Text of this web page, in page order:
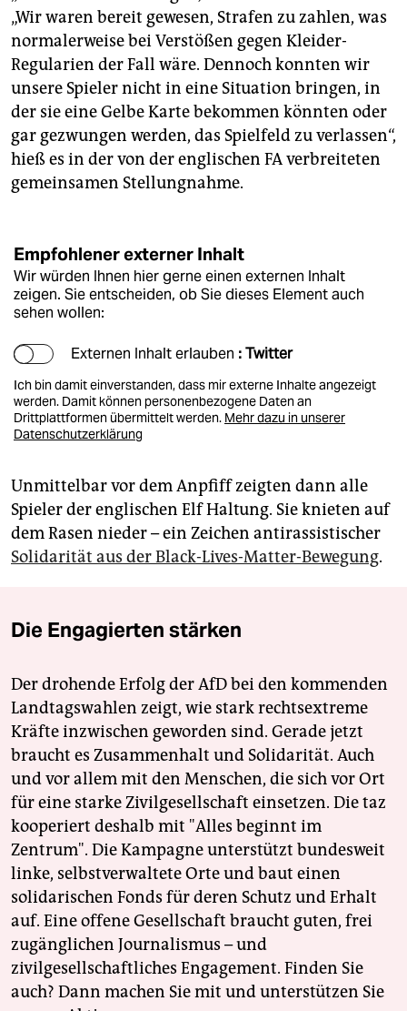
„Wir waren bereit gewesen, Strafen zu zahlen, was
normalerweise bei Verstößen gegen Kleider-
Regularien der Fall wäre. Dennoch konnten wir
unsere Spieler nicht in eine Situation bringen, in
der sie eine Gelbe Karte bekommen könnten oder
gar gezwungen werden, das Spielfeld zu verlassen“,
hieß es in der von der englischen FA verbreiteten
gemeinsamen Stellungnahme.
Empfohlener externer Inhalt
Wir würden Ihnen hier gerne einen externen Inhalt
zeigen. Sie entscheiden, ob Sie dieses Element auch
sehen wollen:
Externen Inhalt erlauben : Twitter
Ich bin damit einverstanden, dass mir externe Inhalte angezeigt
werden. Damit können personenbezogene Daten an
Drittplattformen übermittelt werden. Mehr dazu in unserer
Datenschutzerklärung
Unmittelbar vor dem Anpfiff zeigten dann alle
Spieler der englischen Elf Haltung. Sie knieten auf
dem Rasen nieder – ein Zeichen antirassistischer
Solidarität aus der Black-Lives-Matter-Bewegung.
Die Engagierten stärken
Der drohende Erfolg der AfD bei den kommenden
Landtagswahlen zeigt, wie stark rechtsextreme
Kräfte inzwischen geworden sind. Gerade jetzt
braucht es Zusammenhalt und Solidarität. Auch
und vor allem mit den Menschen, die sich vor Ort
für eine starke Zivilgesellschaft einsetzen. Die taz
kooperiert deshalb mit "Alles beginnt im
Zentrum". Die Kampagne unterstützt bundesweit
linke, selbstverwaltete Orte und baut einen
solidarischen Fonds für deren Schutz und Erhalt
auf. Eine offene Gesellschaft braucht guten, frei
zugänglichen Journalismus – und
zivilgesellschaftliches Engagement. Finden Sie
auch? Dann machen Sie mit und unterstützen Sie